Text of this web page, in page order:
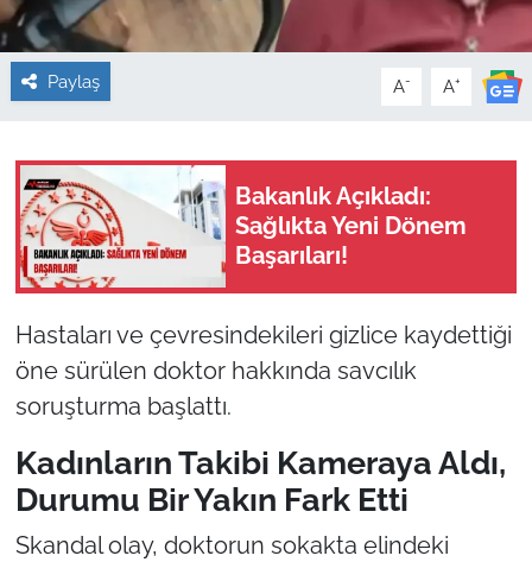
Paylaş A- A+
Bakanlık Açıkladı:
Sağlıkta Yeni Dönem
Başarıları!
Hastaları ve çevresindekileri gizlice kaydettiği
öne sürülen doktor hakkında savcılık
soruşturma başlattı.
Kadınların Takibi Kameraya Aldı,
Durumu Bir Yakın Fark Etti
Skandal olay, doktorun sokakta elindeki